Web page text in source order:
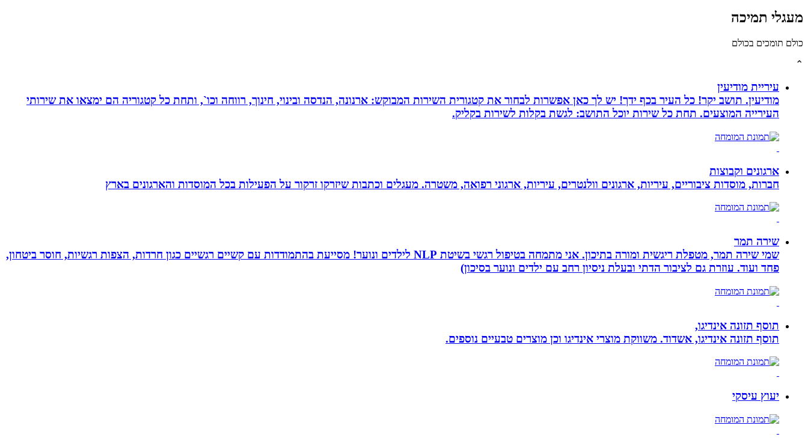
מעגלי תמיכה
כולם תומכים בכולם
⌃
עיריית מודיעין
מודיעין. תושב יקר! כל העיר בכף ידך! יש לך כאן אפשרות לבחור את קטגורית השירות המבוקש: ארנונה, הנדסה ובינוי, חינוך, רווחה וכו`, ותחת כל קטגוריה הם ימצאו את שירותי
העירייה המוצעים. תחת כל שירות יוכל התושב: לגשת בקלות לשירות בקליק.
ארגונים וקבוצות
חברות, מוסדות ציבוריים, עיריות, ארגונים וולנטרים, עיריות, ארגוני רפואה, משטרה. מעגלים וכתבות שיזרקו זרקור על הפעילות בכל המוסדות והארגונים בארץ
שירה תמר
שמי שירה תמר, מטפלת ריגשית ומורה בתיכון. אני מתמחה בטיפול רגשי בשיטת NLP לילדים ונוער! מסייעת בהתמודדות עם קשיים רגשיים כגון חרדות, הצפות רגשיות, חוסר ביטחון,
פחד ועוד. עוזרת גם לציבור הדתי ובעלת ניסיון רחב עם ילדים ונוער בסיכון)
תוסף תזונה אינדיגו,
תוסף תזונה אינדיגו, אשדוד. משווקת מוצרי אינדיגו וכן מוצרים טבעיים נוספים.
יעוץ עיסקי